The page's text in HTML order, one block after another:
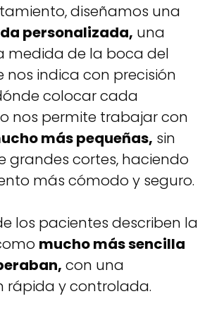
diseñamos una
personalizada, una
medida de la boca del
nos indica con precisión
colocar cada
nos permite trabajar con
más pequeñas, sin
grandes cortes, haciendo
más cómodo y seguro.
los pacientes describen la
mucho más sencilla
con una
rápida y controlada.